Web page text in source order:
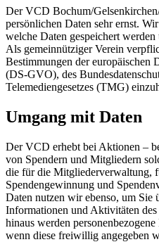
Der VCD Bochum/
persönlichen Daten sehr ernst.
welche Daten gespeichert
Als gemeinnütziger Verein
Bestimmungen der europäischen
(DS-GVO), des
Telemediengesetzes (TMG)
Umgang mit Daten
Der VCD erhebt bei Aktionen –
von Spendern und Mitgliedern
die für die Mitgliederverwaltung,
Spendengewinnung und
Daten nutzen wir ebenso, um Sie
Informationen und Aktivitäten
hinaus werden
wenn diese freiwillig angegeben